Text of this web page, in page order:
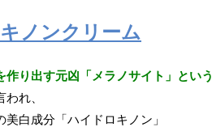
ノンクリーム
り出す元凶「メラノサイト」という
われ、
白成分「ハイドロキノン」